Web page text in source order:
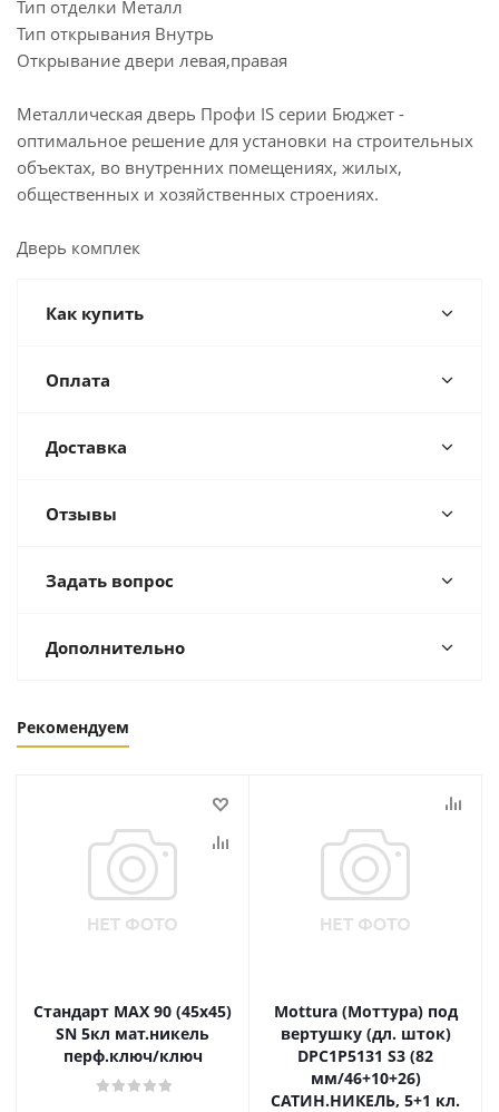
Тип отделки Металл
Тип открывания Внутрь
Открывание двери левая,правая
Металлическая дверь Профи IS серии Бюджет -
оптимальное решение для установки на строительных
объектах, во внутренних помещениях, жилых,
общественных и хозяйственных строениях.
Дверь комплек
Как купить
Оплата
Доставка
Отзывы
Задать вопрос
Дополнительно
Рекомендуем
Стандарт MAX 90 (45х45)
SN 5кл мат.никель
перф.ключ/ключ
Mottura (Моттура) под
вертушку (дл. шток)
DPC1P5131 S3 (82
мм/46+10+26)
САТИН.НИКЕЛЬ, 5+1 кл.